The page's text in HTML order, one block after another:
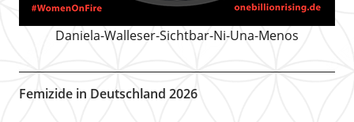
Daniela-Walleser-Sichtbar-Ni-Una-Menos
Femizide in Deutschland 2026